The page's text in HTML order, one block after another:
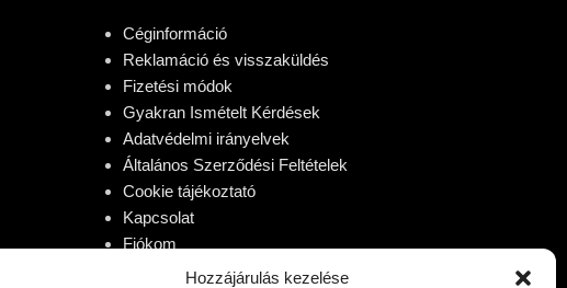
Hozzájárulás kezelése
Céginformáció
Reklamáció és visszaküldés
Fizetési módok
Gyakran Ismételt Kérdések
Adatvédelmi irányelvek
Általános Szerződési Feltételek
Cookie tájékoztató
Kapcsolat
Fiókom